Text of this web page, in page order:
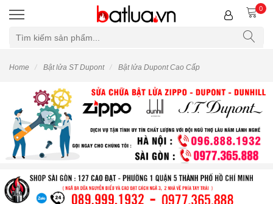
0
Home Bật lửa ST Dupont Bật lửa Dupont Cao Cấp